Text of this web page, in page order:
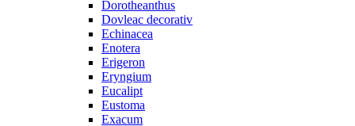
Dorotheanthus
Dovleac decorativ
Echinacea
Enotera
Erigeron
Eryngium
Eucalipt
Eustoma
Exacum